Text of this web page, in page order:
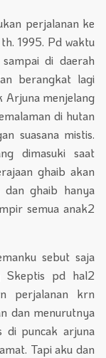
perjalanan ke
1995. Pd waktu
di daerah
berangkat lagi
Arjuna menjelang
di hutan
suasana mistis.
dimasuki saat
ghaib akan
ghaib hanya
semua anak2
sebut saja
Skeptis pd hal2
perjalanan krn
dan menurutnya
di puncak arjuna
Tapi aku dan